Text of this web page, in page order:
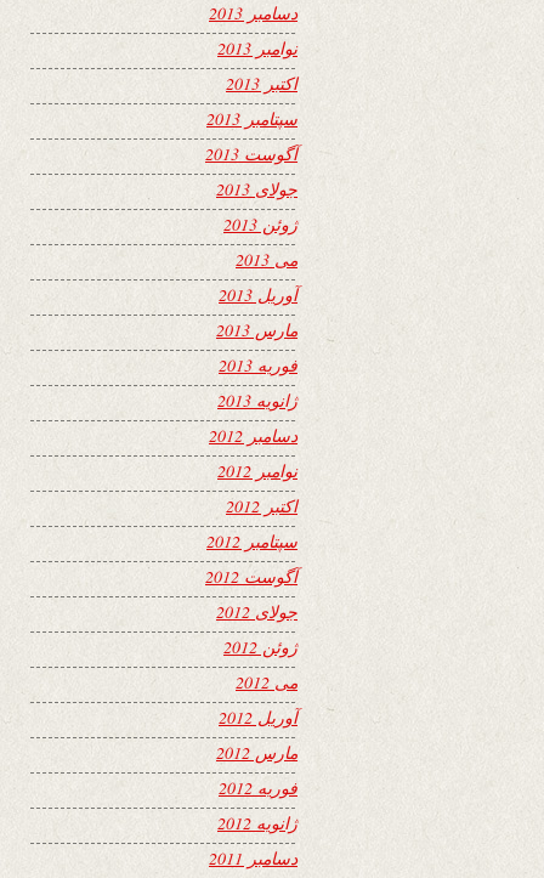
دسامبر 2013
نوامبر 2013
اکتبر 2013
سپتامبر 2013
آگوست 2013
جولای 2013
ژوئن 2013
می 2013
آوریل 2013
مارس 2013
فوریه 2013
ژانویه 2013
دسامبر 2012
نوامبر 2012
اکتبر 2012
سپتامبر 2012
آگوست 2012
جولای 2012
ژوئن 2012
می 2012
آوریل 2012
مارس 2012
فوریه 2012
ژانویه 2012
دسامبر 2011